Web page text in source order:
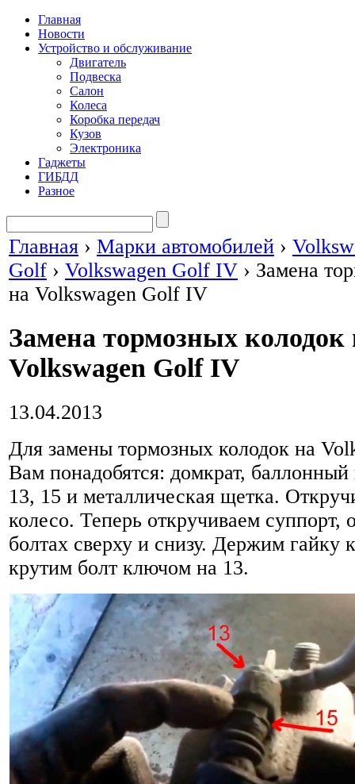
Главная
Новости
Устройство и обслуживание
Двигатель
Подвеска
Салон
Колеса
Коробка передач
Кузов
Электроника
Гаджеты
ГИБДД
Разное
Главная › Марки автомобилей ›
Golf › Volkswagen Golf IV › Замена
на Volkswagen Golf IV
Замена тормозных колодок
Volkswagen Golf IV
13.04.2013
Для замены тормозных колодок на
Вам понадобятся: домкрат,
13, 15 и металлическая щетка.
колесо. Теперь откручиваем суппорт,
болтах сверху и снизу. Держим гайку
крутим болт ключом на 13.